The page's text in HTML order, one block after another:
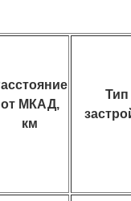
от МКАД,
км
Тип